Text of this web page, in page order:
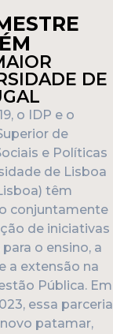
DE
o IDP e o
de
e Políticas
de Lisboa
têm
conjuntamente
de iniciativas
o ensino, a
a extensão na
Pública. Em
essa parceria
patamar,